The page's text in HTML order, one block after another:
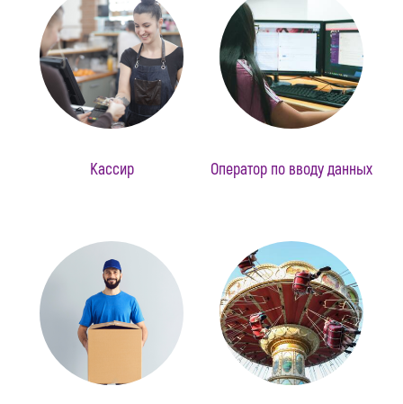
Кассир Оператор по вводу данных